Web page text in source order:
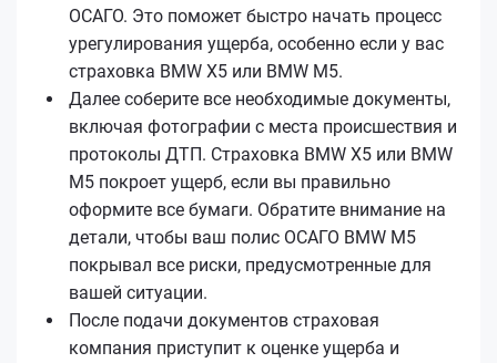
ОСАГО. Это поможет быстро начать процесс
урегулирования ущерба, особенно если у вас
страховка BMW X5 или BMW M5.
Далее соберите все необходимые документы,
включая фотографии с места происшествия и
протоколы ДТП. Страховка BMW X5 или BMW
M5 покроет ущерб, если вы правильно
оформите все бумаги. Обратите внимание на
детали, чтобы ваш полис ОСАГО BMW M5
покрывал все риски, предусмотренные для
вашей ситуации.
После подачи документов страховая
компания приступит к оценке ущерба и